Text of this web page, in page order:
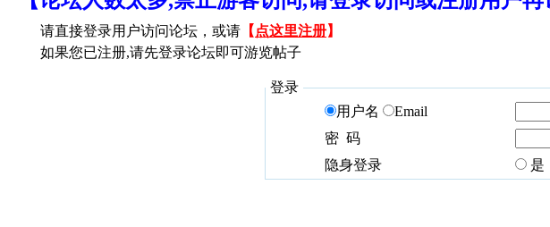
请直接登录用户访问论坛，或请 【 点这里注册】
如果您已注册,请先登录论坛即可游览帖子
登录
用户名
Email
密 码
隐身登录
是